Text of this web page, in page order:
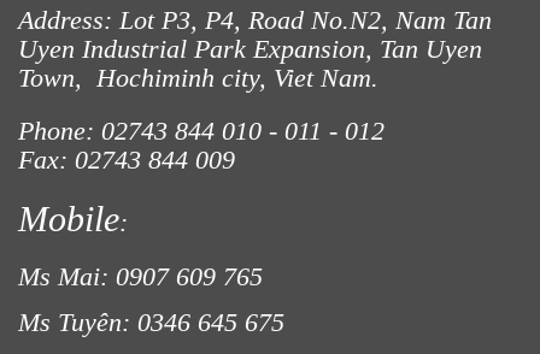
Address: Lot P3, P4, Road No.N2, Nam Tan
Uyen Industrial Park Expansion, Tan Uyen
Town, Hochiminh city, Viet Nam.
Phone: 02743 844 010 - 011 - 012
Fax: 02743 844 009
Mobile:
Ms Mai: 0907 609 765
Ms Tuyên: 0346 645 675